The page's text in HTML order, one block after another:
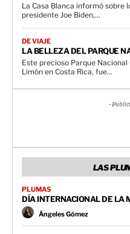
La Casa Blanca informó sobre
presidente Joe Biden,...
DE VIAJE
LA BELLEZA DEL PARQUE
Este precioso Parque
Limón en Costa Rica, fue...
-
LAS
PLUMAS
DÍA INTERNACIONAL DE LA
Ángeles Gómez